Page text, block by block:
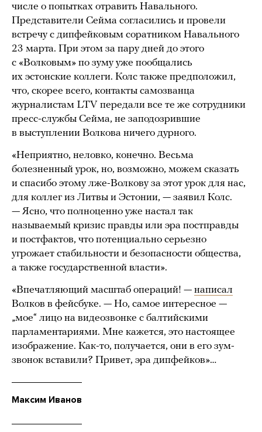
числе о попытках отравить Навального.
Представители Сейма согласились и провели
встречу с дипфейковым соратником Навального
23 марта. При этом за пару дней до этого
с «Волковым» по зуму уже пообщались
их эстонские коллеги. Колс также предположил,
что, скорее всего, контакты самозванца
журналистам LTV передали все те же сотрудники
пресс-службы Сейма, не заподозрившие
в выступлении Волкова ничего дурного.
«Неприятно, неловко, конечно. Весьма
болезненный урок, но, возможно, можем сказать
и спасибо этому лже-Волкову за этот урок для нас,
для коллег из Литвы и Эстонии, — заявил Колс.
— Ясно, что полноценно уже настал так
называемый кризис правды или эра постправды
и постфактов, что потенциально серьезно
угрожает стабильности и безопасности общества,
а также государственной власти».
«Впечатляющий масштаб операций! — написал
Волков в фейсбуке. — Но, самое интересное —
„мое“ лицо на видеозвонке с балтийскими
парламентариями. Мне кажется, это настоящее
изображение. Как-то, получается, они в его зум-
звонок вставили? Привет, эра дипфейков»…
Максим Иванов